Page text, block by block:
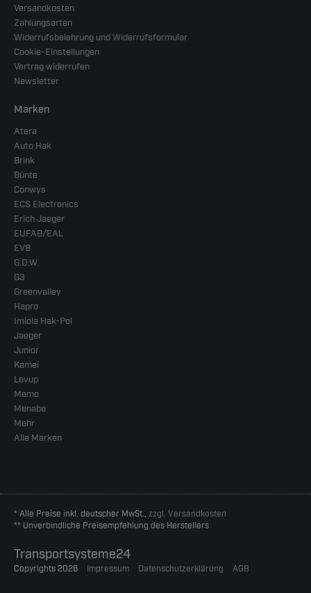
Versandkosten
Zahlungsarten
Widerrufsbelehrung und Widerrufsformular
Cookie-Einstellungen
Vertrag widerrufen
Newsletter
Marken
Atera
Auto Hak
Brink
Bünte
Conwys
ECS Electronics
Erich Jaeger
EUFAB/EAL
EVB
G.D.W.
G3
Greenvalley
Hapro
Imiola Hak-Pol
Jaeger
Junior
Kamei
Levup
Memo
Menabo
Mehr
Alle Marken
* Alle Preise inkl. deutscher MwSt., zzgl. Versandkosten
** Unverbindliche Preisempfehlung des Herstellers
Transportsysteme24
Copyrights 2026 Impressum Datenschutzerklärung AGB